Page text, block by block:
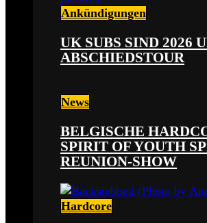
Ankündigungen
UK SUBS SIND 2026
ABSCHIEDSTOUR
News
BELGISCHE
SPIRIT OF YOUTH
REUNION-SHOW
Hardcore